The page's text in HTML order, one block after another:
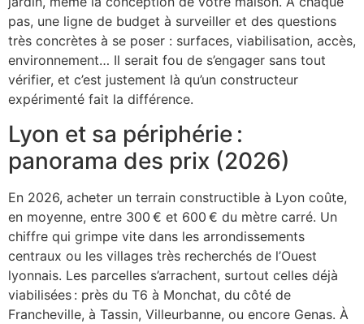
pas, une ligne de budget à surveiller et des questions
très concrètes à se poser : surfaces, viabilisation, accès,
environnement… Il serait fou de s’engager sans tout
vérifier, et c’est justement là qu’un constructeur
expérimenté fait la différence.
Lyon et sa périphérie :
panorama des prix (2026)
En 2026, acheter un terrain constructible à Lyon coûte,
en moyenne, entre 300 € et 600 € du mètre carré. Un
chiffre qui grimpe vite dans les arrondissements
centraux ou les villages très recherchés de l’Ouest
lyonnais. Les parcelles s’arrachent, surtout celles déjà
viabilisées : près du T6 à Monchat, du côté de
Francheville, à Tassin, Villeurbanne, ou encore Genas. À